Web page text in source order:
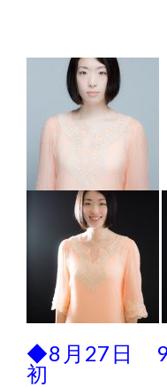
◆8月27日
初